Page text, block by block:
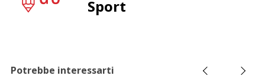
Sport
Potrebbe interessarti